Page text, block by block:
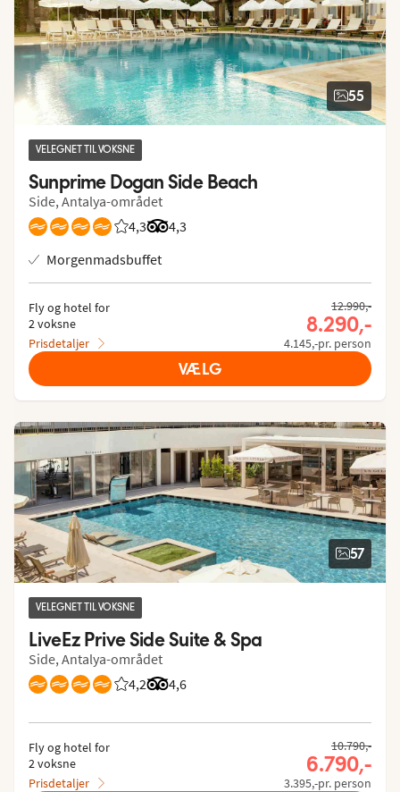
55
VELEGNET TIL VOKSNE
Sunprime Dogan Side Beach
Side, Antalya-området
4,3
Bedømmelse fra Spies gæster: 4.337/5
4,3
Bedømmelse fra Tripadvisor: 4.3 of 5
Morgenmadsbuffet
Fly og hotel for
2 voksne
Prisdetaljer
12.990,-
8.290,-
4.145,-pr. person
VÆLG
57
VELEGNET TIL VOKSNE
LiveEz Prive Side Suite & Spa
Side, Antalya-området
4,2
Bedømmelse fra Spies gæster: 4.173/5
4,6
Bedømmelse fra Tripadvisor: 4.6 of 5
Fly og hotel for
2 voksne
Prisdetaljer
10.790,-
6.790,-
3.395,-pr. person